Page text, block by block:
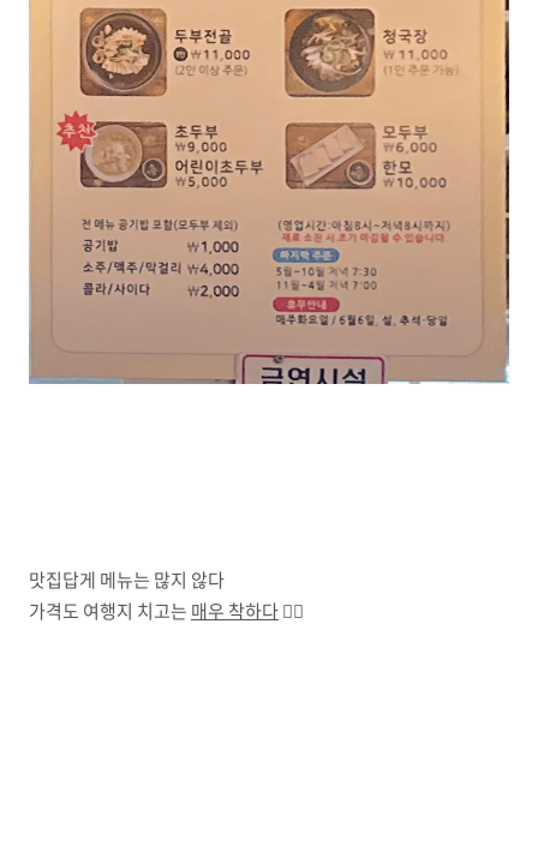
맛집답게 메뉴는 많지 않다
가격도 여행지 치고는 매우 착하다🙆‍♀️